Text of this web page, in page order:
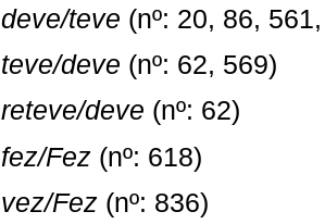
deve/teve (nº: 20, 86,
teve/deve (nº: 62, 569)
reteve/deve (nº: 62)
fez/Fez (nº: 618)
vez/Fez (nº: 836)